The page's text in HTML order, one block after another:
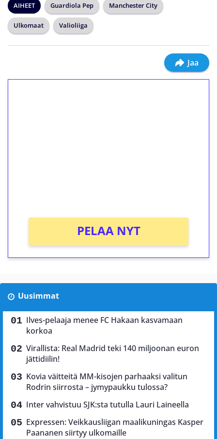
AIHEET Guardiola Pep Manchester City
Ulkomaat Valioliiga
Jaa
PELAA NYT
Uusimmat
Ilves-pelaaja menee FC Hakaan kasvamaan
korkoa
Virallista: Real Madrid teki 140 miljoonan euron
jättidiilin!
Kovia väitteitä MM-kisojen parhaaksi valitun
Rodrin siirrosta – jymypaukku tulossa?
Inter vahvistuu SJK:sta tutulla Lauri Laineella
Expressen: Veikkausliigan maalikuningas Kasper
Paananen siirtyy ulkomaille